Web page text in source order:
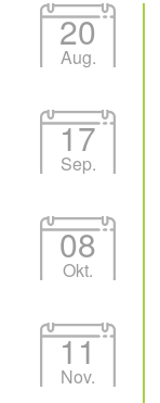
20
Aug.
17
Sep.
08
Okt.
11
Nov.